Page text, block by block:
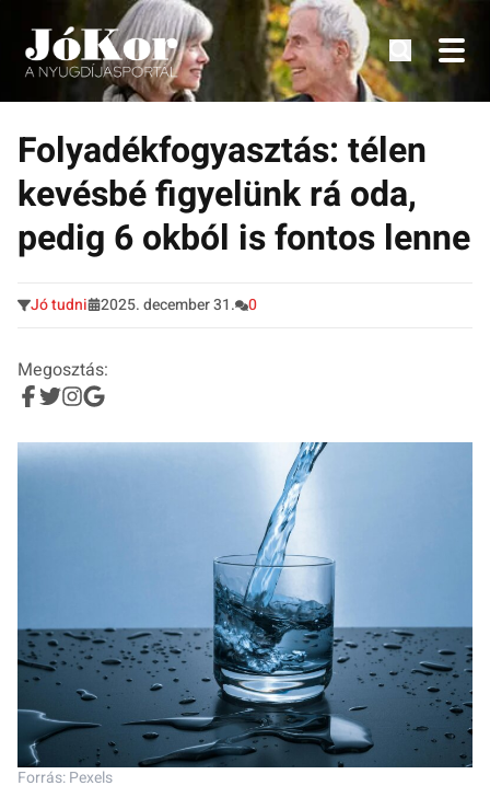
Tovább
tartalomra
Tudnivalók, érdekességek idősek számára.
Folyadékfogyasztás: télen
kevésbé figyelünk rá oda,
pedig 6 okból is fontos lenne
Jó tudni 2025. december 31. 0
Megosztás:
Forrás: Pexels